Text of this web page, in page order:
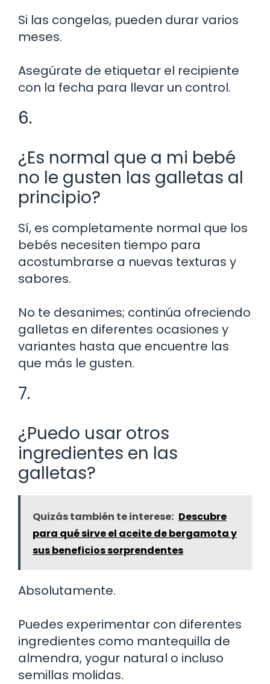
Si las congelas, pueden durar varios
meses.
Asegúrate de etiquetar el recipiente
con la fecha para llevar un control.
6.
¿Es normal que a mi bebé
no le gusten las galletas al
principio?
Sí, es completamente normal que los
bebés necesiten tiempo para
acostumbrarse a nuevas texturas y
sabores.
No te desanimes; continúa ofreciendo
galletas en diferentes ocasiones y
variantes hasta que encuentre las
que más le gusten.
7.
¿Puedo usar otros
ingredientes en las
galletas?
Quizás también te interese: Descubre
para qué sirve el aceite de bergamota y
sus beneficios sorprendentes
Absolutamente.
Puedes experimentar con diferentes
ingredientes como mantequilla de
almendra, yogur natural o incluso
semillas molidas.